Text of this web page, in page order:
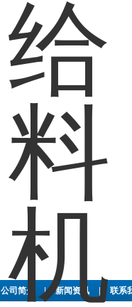
公司简介 | 新闻资讯 | 联系